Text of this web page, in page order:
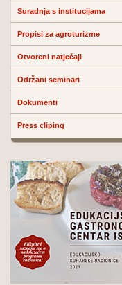
Suradnja s institucijama
Propisi za agroturizme
Otvoreni natječaji
Održani seminari
Dokumenti
Press cliping